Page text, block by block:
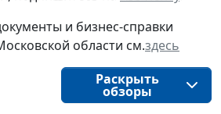
и бизнес-справки
области см.здесь
Раскрыть
обзоры